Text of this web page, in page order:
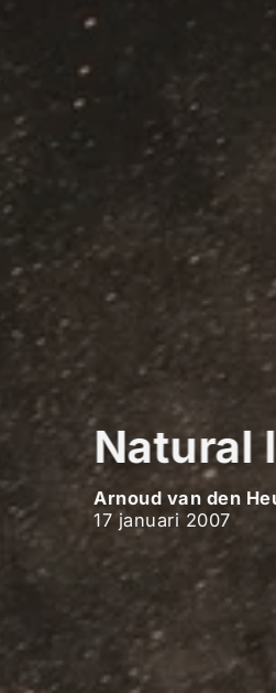
Natural
Arnoud van den
17 januari 2007